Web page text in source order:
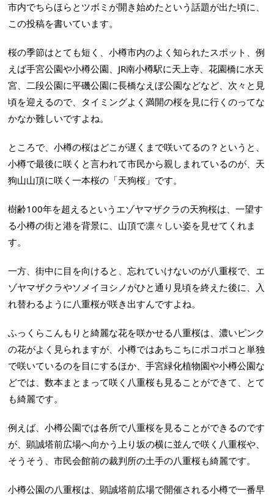
市内でちらほらとツボミが開き始めたという話題が出た頃に、
この投稿を書いています。
桜の季節はとても短く、小樽市内のよく知られたスポット、例
えば手宮公園や小樽公園、JR南小樽駅に天上寺、花園橋に水天
宮、二段公園に平磯公園に長橋なえぼ公園などなど、次々と見
頃を迎えるので、タイミングよく満開の桜を見に行くのってな
かなか難しいですよね。
ところで、小樽の桜はどこが遅くまで咲いてるの？というと、
小樽で最後に咲くと言われて市民から親しまれているのが、天
狗山山頂に咲く一本桜の「天狗桜」です。
樹齢100年を超えるというエゾヤマザクラの天狗桜は、一望す
る小樽の街と港を背景に、山頂で凛々しい姿を見せてくれま
す。
一方、街中に目を向けると、忘れていけないのが八重桜で、エ
ゾヤマザクラやソメイヨシノがひと通り見頃を終えた後に、入
れ替わるように八重桜が咲き出すんですよね。
ふっくらこんもりと綺麗な花を咲かせる八重桜は、濃いピンク
の花がよく見られますが、小樽ではあちこちにポコポコと単独
で咲いているのを目にするほか、手宮緑化植物園や小樽公園な
どでは、数本まとまって咲く八重桜も見ることができて、とて
も綺麗です。
例えば、小樽公園では各所で八重桜を見ることができるのです
が、顕誠塔前広場へ向かう上り坂の横に並んで咲く八重桜や、
そうそう、市民会館前の裁判所の土手の八重桜も綺麗です。
小樽公園の八重桜は、顕誠塔前広場で開催される小樽で一番早